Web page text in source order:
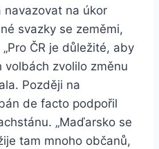
navazovat na úkor
svazky se zeměmi,
ČR je důležité, aby
zvolilo změnu
Později na
de facto podpořil
„Maďarsko se
tam mnoho občanů,